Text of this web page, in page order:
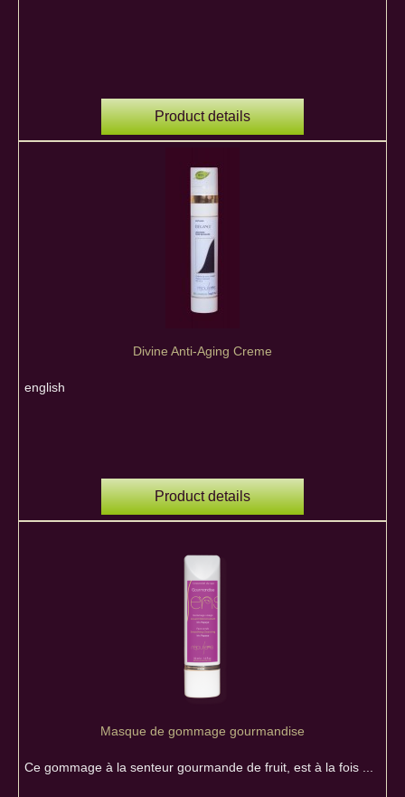
Product details
Divine Anti-Aging Creme
english
Product details
Masque de gommage gourmandise
Ce gommage à la senteur gourmande de fruit, est à la fois ...